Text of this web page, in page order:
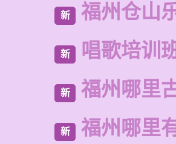
新 福州仓山
新 唱歌培训
新 福州哪里
新 福州哪里